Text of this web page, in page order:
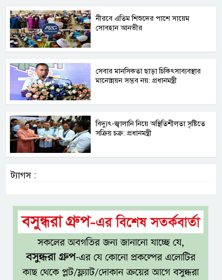
নীরবে এতিম শিশুদের পাশে সায়েম
সোবহান আনভীর
সেবার মানসিকতা ছাড়া চিকিৎসাব্যবস্থার
মানোন্নয়ন সম্ভব নয়: প্রধানমন্ত্রী
বিদ্যুৎ-জ্বালানি নিয়ে অস্থিতিশীলতা সৃষ্টিতে
সক্রিয় চক্র: প্রধানমন্ত্রী
ট্যাগস :